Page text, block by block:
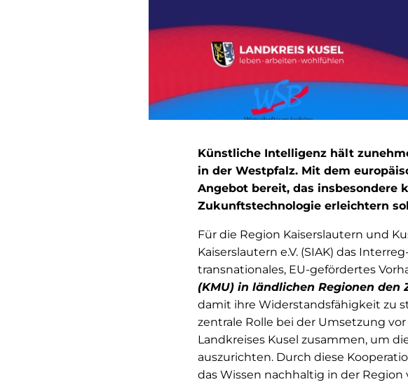
Künstliche Intelligenz hält
in der Westpfalz. Mit dem
Angebot bereit, das insbesondere
Zukunftstechnologie erleichtern
Für die Region Kaiserslautern und
Kaiserslautern e.V. (SIAK) das
transnationales, EU-gefördertes
(KMU) in ländlichen Regionen
damit ihre Widerstandsfähigkeit zu
zentrale Rolle bei der Umsetzung
Landkreises Kusel zusammen, um
auszurichten. Durch diese
das Wissen nachhaltig in der Region